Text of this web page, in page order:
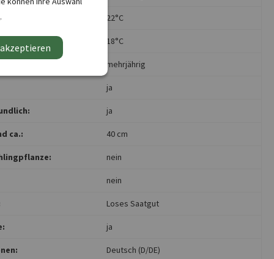
Maximum: 22°C
18°C
mehrjährig
ja
ja
ca.: 40 cm
nein
nein
Loses Saatgut
ja
Deutsch (D/DE)
.